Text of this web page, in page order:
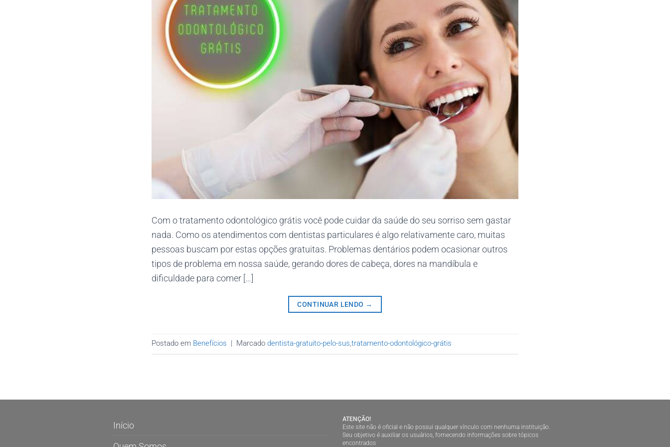
Com o tratamento odontológico grátis você pode cuidar da saúde do seu sorriso sem gastar
nada. Como os atendimentos com dentistas particulares é algo relativamente caro, muitas
pessoas buscam por estas opções gratuitas. Problemas dentários podem ocasionar outros
tipos de problema em nossa saúde, gerando dores de cabeça, dores na mandíbula e
dificuldade para comer […]
CONTINUAR LENDO →
Postado em Benefícios | Marcado dentista-gratuito-pelo-sus,tratamento-odontológico-grátis
Início
ATENÇÃO!
Este site não é oficial e não possui qualquer vínculo com nenhuma instituição.
Seu objetivo é auxiliar os usuários, fornecendo informações sobre tópicos
encontrados